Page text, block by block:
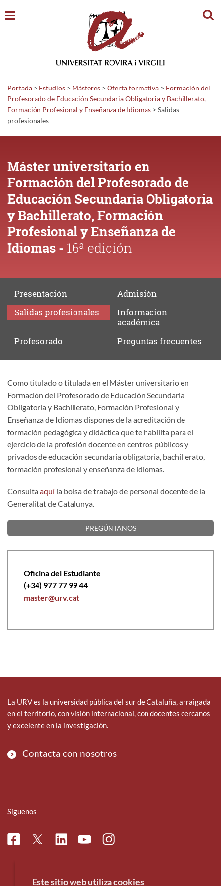
Portada > Estudios > Másteres > Oferta formativa > Formación del
Profesorado de Educación Secundaria Obligatoria y Bachillerato,
Formación Profesional y Enseñanza de Idiomas > Salidas
profesionales
Máster universitario en
Formación del Profesorado de
Educación Secundaria Obligatoria
y Bachillerato, Formación
Profesional y Enseñanza de
Idiomas - 16ª edición
Presentación
Admisión
Salidasprofesionales
Información
académica
Profesorado
Preguntasfrecuentes
Salidas
profesionales
Como titulado o titulada en el Máster universitario en
Formación del Profesorado de Educación Secundaria
Obligatoria y Bachillerato, Formación Profesional y
Enseñanza de Idiomas dispones de la acreditación de
formación pedagógica y didáctica que te habilita para el
ejercicio de la profesión docente en centros públicos y
privados de educación secundaria obligatoria, bachillerato,
formación profesional y enseñanza de idiomas.
Consulta aquí la bolsa de trabajo de personal docente de la
Generalitat de Catalunya.
PREGÚNTANOS
Oficina del Estudiante
(+34) 977 77 99 44
master@urv.cat
La URV es la universidad pública del sur de Cataluña, arraigada
en el territorio, con visión internacional, con docentes cercanos
y excelente en la investigación.
Contacta con nosotros
Síguenos
FacebookTwitterLinkedinYoutubeInstagram
Este sitio web utiliza cookies